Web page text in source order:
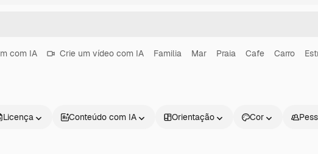
com IA Crie um vídeo com IA Familia Mar Praia Cafe Carro
Licença Conteúdo com IA Orientação Cor